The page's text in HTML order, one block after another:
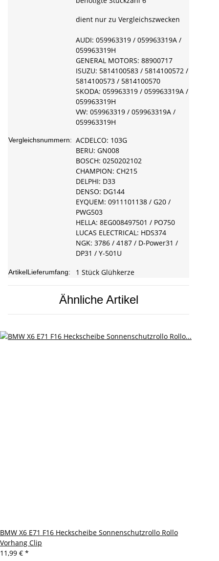
Vergleichsnummern:
dient nur zu Vergleichszwecken
AUDI: 059963319 / 059963319A /
059963319H
GENERAL MOTORS: 88900717
ISUZU: 5814100583 / 5814100572 /
5814100573 / 5814100570
SKODA: 059963319 / 059963319A /
059963319H
VW: 059963319 / 059963319A /
059963319H
ACDELCO: 103G
BERU: GN008
BOSCH: 0250202102
CHAMPION: CH215
DELPHI: D33
DENSO: DG144
EYQUEM: 0911101138 / G20 /
PWG503
HELLA: 8EG008497501 / PO750
LUCAS ELECTRICAL: HDS374
NGK: 3786 / 4187 / D-Power31 /
DP31 / Y-501U
ArtikelLieferumfang: 1 Stück Glühkerze
Ähnliche Artikel
BMW X6 E71 F16 Heckscheibe Sonnenschutzrollo Rollo
Vorhang Clip
11,99 € *